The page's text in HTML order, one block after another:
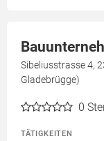
Sibeliusstrasse 4,
Gladebrügge)
0
TÄTIGKEITEN